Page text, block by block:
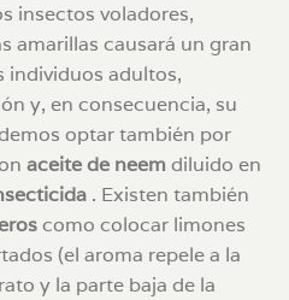
insectos voladores,
amarillas causará un gran
individuos adultos,
y, en consecuencia, su
optar también por
aceite de neem diluido en
. Existen también
como colocar limones
(el aroma repele a la
y la parte baja de la